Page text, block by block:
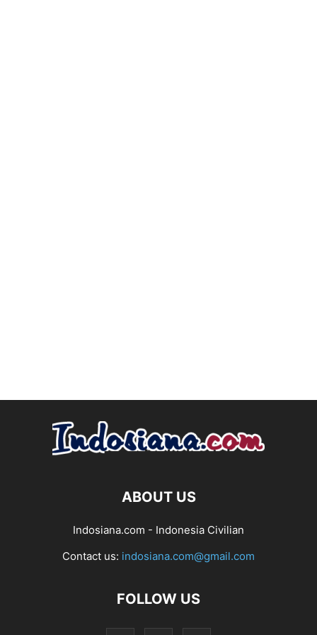
ABOUT US
Indosiana.com - Indonesia Civilian
Contact us: indosiana.com@gmail.com
FOLLOW US